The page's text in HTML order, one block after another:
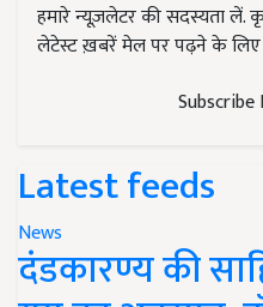
हमारे न्यूज़लेटर की सदस्यता लें.
लेटेस्ट ख़बरें मेल पर पढ़ने के लिए
Latest feeds
News
दंडकारण्य की